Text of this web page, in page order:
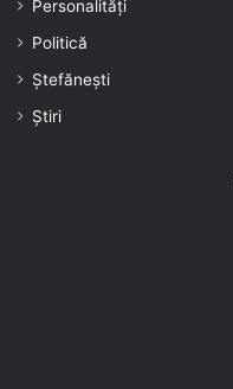
Personalități
Politică
Ștefănești
Știri